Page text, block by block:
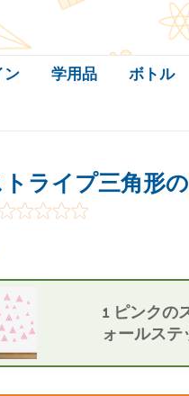
ン 学用品 ボトル
ライプ三角形
1 ピンクの
ォールステ